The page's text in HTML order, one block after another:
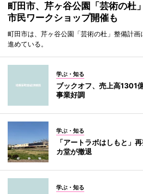
町田市、芹ヶ谷公園「芸術の杜
市民ワークショップ開催も
町田市は、芹ヶ谷公園「芸術の杜」整備計
進めている。
学ぶ・知る
ブックオフ、売上高1301
事業好調
学ぶ・知る
「アートラボはしもと」
カ堂が撤退
学ぶ・知る